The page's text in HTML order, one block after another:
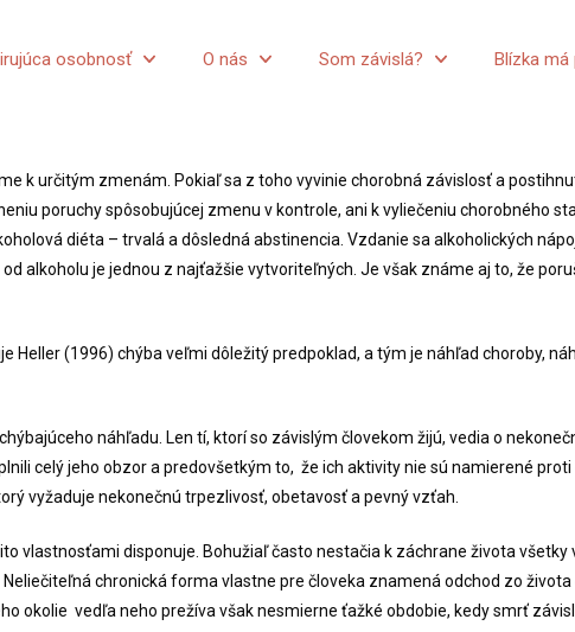
osobnosť O nás Som závislá? Blízka má
k určitým zmenám. Pokiaľ sa z toho vyvinie chorobná závislosť a
poruchy spôsobujúcej zmenu v kontrole, ani k vyliečeniu chorobného
diéta – trvalá a dôsledná abstinencia. Vzdanie sa alkoholických
alkoholu je jednou z najťažšie vytvoriteľných. Je však známe aj to, že
Heller (1996) chýba veľmi dôležitý predpoklad, a tým je náhľad choroby,
náhľadu. Len tí, ktorí so závislým človekom žijú, vedia o
celý jeho obzor a predovšetkým to, že ich aktivity nie sú namierené
vyžaduje nekonečnú trpezlivosť, obetavosť a pevný vzťah.
vlastnosťami disponuje. Bohužiaľ často nestačia k záchrane života
chronická forma vlastne pre človeka znamená odchod zo
okolie vedľa neho prežíva však nesmierne ťažké obdobie, kedy smrť